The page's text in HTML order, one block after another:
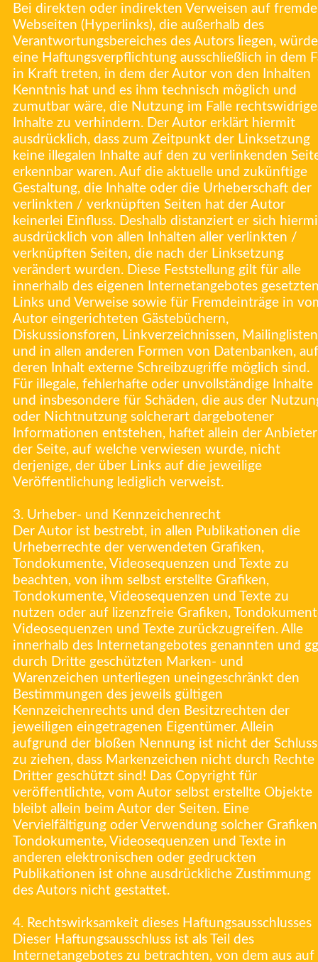
Bei direkten oder indirekten Verweisen auf fremde
Webseiten (Hyperlinks), die außerhalb des
Verantwortungsbereiches des Autors liegen, würde
eine Haftungsverpflichtung ausschließlich in dem
in Kraft treten, in dem der Autor von den Inhalten
Kenntnis hat und es ihm technisch möglich und
zumutbar wäre, die Nutzung im Falle
Inhalte zu verhindern. Der Autor erklärt hiermit
ausdrücklich, dass zum Zeitpunkt der Linksetzung
keine illegalen Inhalte auf den zu verlinkenden
erkennbar waren. Auf die aktuelle und zukünftige
Gestaltung, die Inhalte oder die Urheberschaft der
verlinkten / verknüpften Seiten hat der Autor
keinerlei Einfluss. Deshalb distanziert er sich
ausdrücklich von allen Inhalten aller verlinkten /
verknüpften Seiten, die nach der Linksetzung
verändert wurden. Diese Feststellung gilt für alle
innerhalb des eigenen Internetangebotes
Links und Verweise sowie für Fremdeinträge in
Autor eingerichteten Gästebüchern,
Diskussionsforen, Linkverzeichnissen, Mailinglisten
und in allen anderen Formen von Datenbanken, auf
deren Inhalt externe Schreibzugriffe möglich sind.
Für illegale, fehlerhafte oder unvollständige Inhalte
und insbesondere für Schäden, die aus der
oder Nichtnutzung solcherart dargebotener
Informationen entstehen, haftet allein der Anbieter
der Seite, auf welche verwiesen wurde, nicht
derjenige, der über Links auf die jeweilige
Veröffentlichung lediglich verweist.
3. Urheber- und Kennzeichenrecht
Der Autor ist bestrebt, in allen Publikationen die
Urheberrechte der verwendeten Grafiken,
Tondokumente, Videosequenzen und Texte zu
beachten, von ihm selbst erstellte Grafiken,
Tondokumente, Videosequenzen und Texte zu
nutzen oder auf lizenzfreie Grafiken,
Videosequenzen und Texte zurückzugreifen. Alle
innerhalb des Internetangebotes genannten und
durch Dritte geschützten Marken- und
Warenzeichen unterliegen uneingeschränkt den
Bestimmungen des jeweils gültigen
Kennzeichenrechts und den Besitzrechten der
jeweiligen eingetragenen Eigentümer. Allein
aufgrund der bloßen Nennung ist nicht der Schluss
zu ziehen, dass Markenzeichen nicht durch Rechte
Dritter geschützt sind! Das Copyright für
veröffentlichte, vom Autor selbst erstellte Objekte
bleibt allein beim Autor der Seiten. Eine
Vervielfältigung oder Verwendung solcher
Tondokumente, Videosequenzen und Texte in
anderen elektronischen oder gedruckten
Publikationen ist ohne ausdrückliche Zustimmung
des Autors nicht gestattet.
4. Rechtswirksamkeit dieses Haftungsausschlusses
Dieser Haftungsausschluss ist als Teil des
Internetangebotes zu betrachten, von dem aus auf